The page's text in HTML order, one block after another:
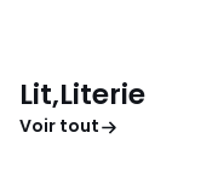
Lit,Literie
Voir tout